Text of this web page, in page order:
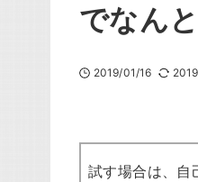
でなん
2019/01/16
試す場合は、